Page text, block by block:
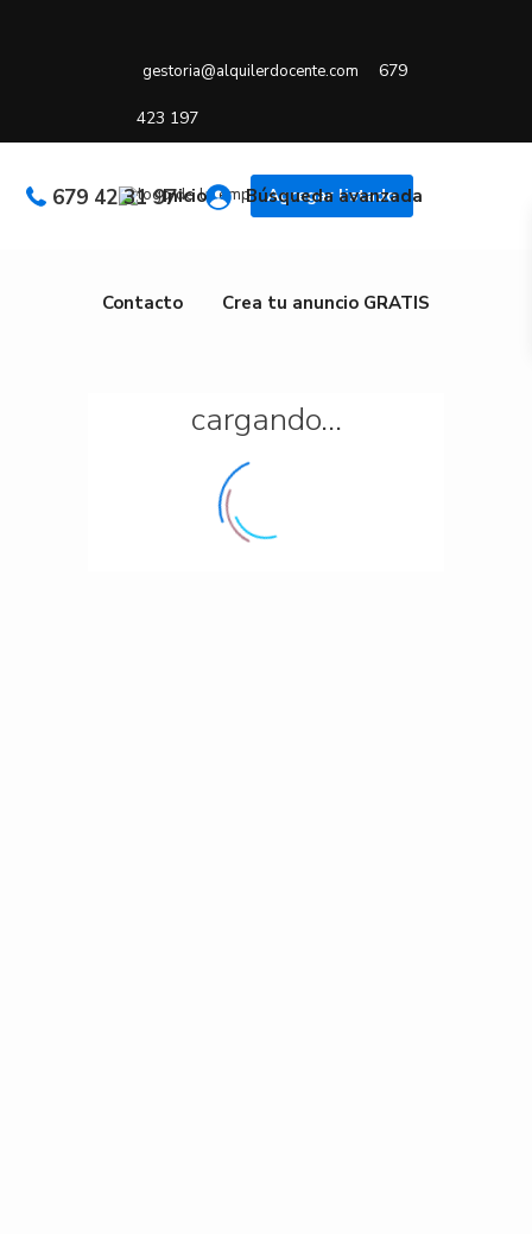
gestoria@alquilerdocente.com 679
423 197
Agregar listado
679 42 31 97Inicio Búsqueda avanzada
Contacto Crea tu anuncio GRATIS
cargando...